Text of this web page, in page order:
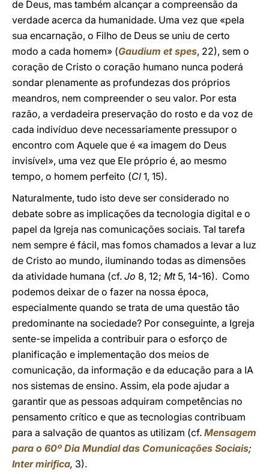
de Deus, mas também alcançar a compreensão da
verdade acerca da humanidade. Uma vez que «pela
sua encarnação, o Filho de Deus se uniu de certo
modo a cada homem» (Gaudium et spes, 22), sem o
coração de Cristo o coração humano nunca poderá
sondar plenamente as profundezas dos próprios
meandros, nem compreender o seu valor. Por esta
razão, a verdadeira preservação do rosto e da voz de
cada indivíduo deve necessariamente pressupor o
encontro com Aquele que é «a imagem do Deus
invisível», uma vez que Ele próprio é, ao mesmo
tempo, o homem perfeito (Cl 1, 15).
Naturalmente, tudo isto deve ser considerado no
debate sobre as implicações da tecnologia digital e o
papel da Igreja nas comunicações sociais. Tal tarefa
nem sempre é fácil, mas fomos chamados a levar a luz
de Cristo ao mundo, iluminando todas as dimensões
da atividade humana (cf. Jo 8, 12; Mt5, 14-16). Como
podemos deixar de o fazer na nossa época,
especialmente quando se trata de uma questão tão
predominante na sociedade? Por conseguinte, a Igreja
sente-se impelida a contribuir para o esforço de
planificação e implementação dos meios de
comunicação, da informação e da educação para a IA
nos sistemas de ensino. Assim, ela pode ajudar a
garantir que as pessoas adquiram competências no
pensamento crítico e que as tecnologias contribuam
para a salvação de quantos as utilizam (cf. Mensagem
para o 60º Dia Mundial das Comunicações Sociais;
Inter mirifica, 3).